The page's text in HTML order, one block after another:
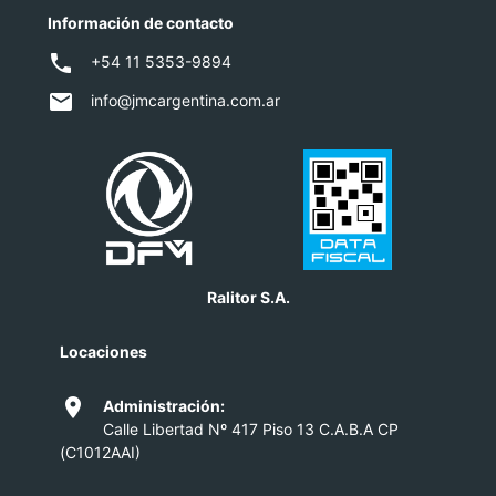
Información de contacto
local_phone +54 11 5353-9894
email info@jmcargentina.com.ar
Ralitor S.A.
Locaciones
location_on
Administración:
Calle Libertad Nº 417 Piso 13 C.A.B.A CP
(C1012AAI)